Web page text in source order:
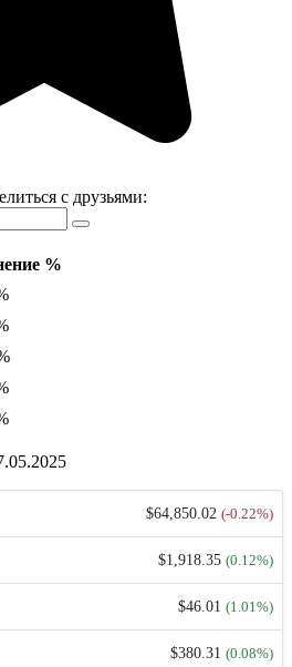
с друзьями:
%
$64,850.02 (-0.22%)
$1,918.35 (0.12%)
$46.01 (1.01%)
$380.31 (0.08%)